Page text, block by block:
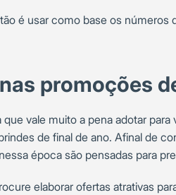
é usar como base os números
promoções
vale muito a pena adotar para
de final de ano. Afinal de
época são pensadas para
elaborar ofertas atrativas